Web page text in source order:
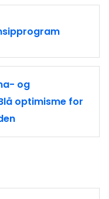
og
optimisme for